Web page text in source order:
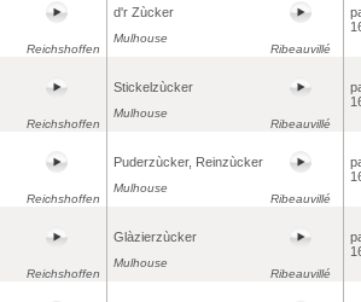
Reichshoffen
d'r Zùcker
Mulhouse
Ribeauvillé
Reichshoffen
Stickelzùcker
Mulhouse
Ribeauvillé
Reichshoffen
Puderzùcker, Reinzùcker
Mulhouse
Ribeauvillé
Reichshoffen
Glàzierzùcker
Mulhouse
Ribeauvillé